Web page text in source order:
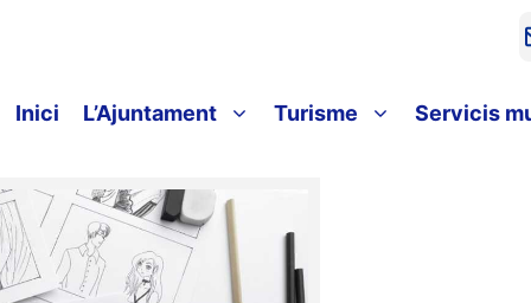
Inici L’Ajuntament Turisme Servicis